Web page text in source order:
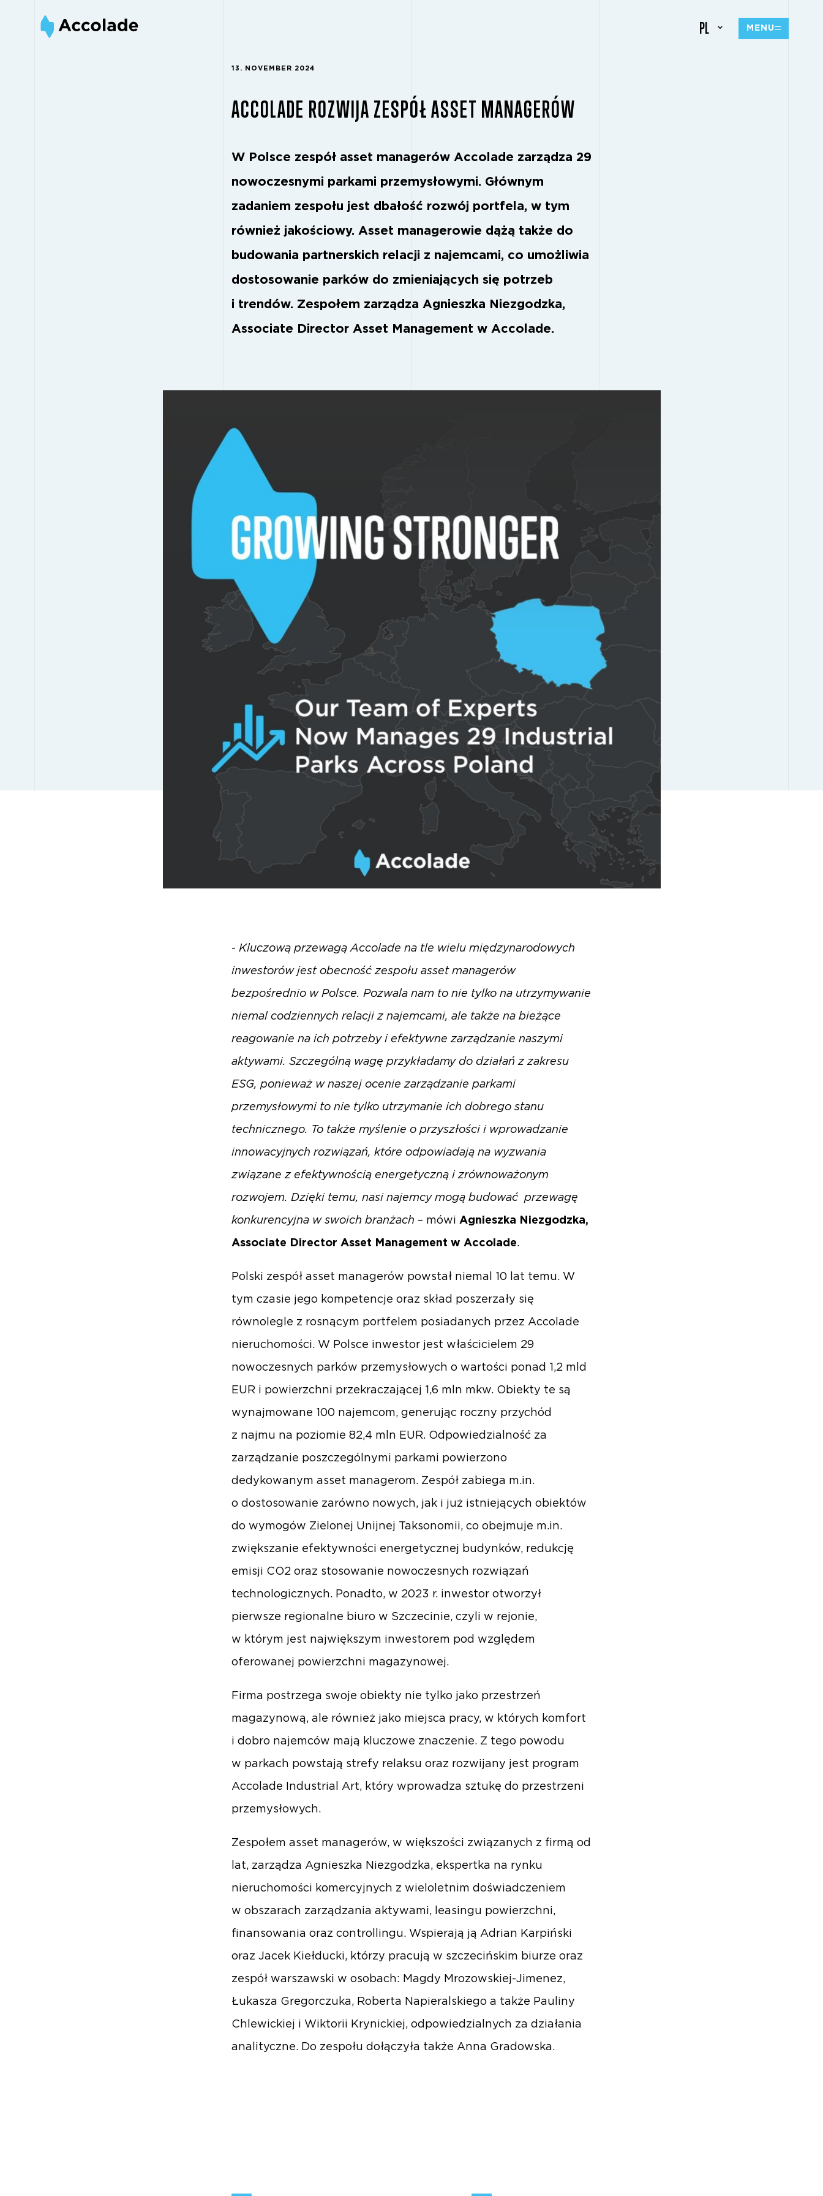
PL MENU
13. NOVEMBER 2024
ACCOLADE ROZWIJA ZESPÓŁ ASSET MANAGERÓW
W Polsce zespół asset managerów Accolade zarządza 29
nowoczesnymi parkami przemysłowymi. Głównym
zadaniem zespołu jest dbałość rozwój portfela, w tym
również jakościowy. Asset managerowie dążą także do
budowania partnerskich relacji z najemcami, co umożliwia
dostosowanie parków do zmieniających się potrzeb
i trendów. Zespołem zarządza Agnieszka Niezgodzka,
Associate Director Asset Management w Accolade.
- Kluczową przewagą Accolade na tle wielu międzynarodowych
inwestorów jest obecność zespołu asset managerów
bezpośrednio w Polsce. Pozwala nam to nie tylko na utrzymywanie
niemal codziennych relacji z najemcami, ale także na bieżące
reagowanie na ich potrzeby i efektywne zarządzanie naszymi
aktywami. Szczególną wagę przykładamy do działań z zakresu
ESG, ponieważ w naszej ocenie zarządzanie parkami
przemysłowymi to nie tylko utrzymanie ich dobrego stanu
technicznego. To także myślenie o przyszłości i wprowadzanie
innowacyjnych rozwiązań, które odpowiadają na wyzwania
związane z efektywnością energetyczną i zrównoważonym
rozwojem. Dzięki temu, nasi najemcy mogą budować przewagę
konkurencyjna w swoich branżach – mówi Agnieszka Niezgodzka,
Associate Director Asset Management w Accolade.
Polski zespół asset managerów powstał niemal 10 lat temu. W
tym czasie jego kompetencje oraz skład poszerzały się
równolegle z rosnącym portfelem posiadanych przez Accolade
nieruchomości. W Polsce inwestor jest właścicielem 29
nowoczesnych parków przemysłowych o wartości ponad 1,2 mld
EUR i powierzchni przekraczającej 1,6 mln mkw. Obiekty te są
wynajmowane 100 najemcom, generując roczny przychód
z najmu na poziomie 82,4 mln EUR. Odpowiedzialność za
zarządzanie poszczególnymi parkami powierzono
dedykowanym asset managerom. Zespół zabiega m.in.
o dostosowanie zarówno nowych, jak i już istniejących obiektów
do wymogów Zielonej Unijnej Taksonomii, co obejmuje m.in.
zwiększanie efektywności energetycznej budynków, redukcję
emisji CO2 oraz stosowanie nowoczesnych rozwiązań
technologicznych. Ponadto, w 2023 r. inwestor otworzył
pierwsze regionalne biuro w Szczecinie, czyli w rejonie,
w którym jest największym inwestorem pod względem
oferowanej powierzchni magazynowej.
Firma postrzega swoje obiekty nie tylko jako przestrzeń
magazynową, ale również jako miejsca pracy, w których komfort
i dobro najemców mają kluczowe znaczenie. Z tego powodu
w parkach powstają strefy relaksu oraz rozwijany jest program
Accolade Industrial Art, który wprowadza sztukę do przestrzeni
przemysłowych.
Zespołem asset managerów, w większości związanych z firmą od
lat, zarządza Agnieszka Niezgodzka, ekspertka na rynku
nieruchomości komercyjnych z wieloletnim doświadczeniem
w obszarach zarządzania aktywami, leasingu powierzchni,
finansowania oraz controllingu. Wspierają ją Adrian Karpiński
oraz Jacek Kiełducki, którzy pracują w szczecińskim biurze oraz
zespół warszawski w osobach: Magdy Mrozowskiej-Jimenez,
Łukasza Gregorczuka, Roberta Napieralskiego a także Pauliny
Chlewickiej i Wiktorii Krynickiej, odpowiedzialnych za działania
analityczne. Do zespołu dołączyła także Anna Gradowska.